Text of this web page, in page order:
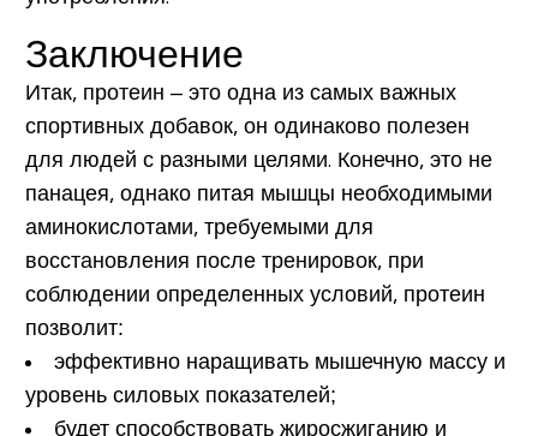
Заключение
Итак, протеин – это одна из самых важных
спортивных добавок, он одинаково полезен
для людей с разными целями. Конечно, это не
панацея, однако питая мышцы необходимыми
аминокислотами, требуемыми для
восстановления после тренировок, при
соблюдении определенных условий, протеин
позволит:
эффективно наращивать мышечную массу и
уровень силовых показателей;
будет способствовать жиросжиганию и